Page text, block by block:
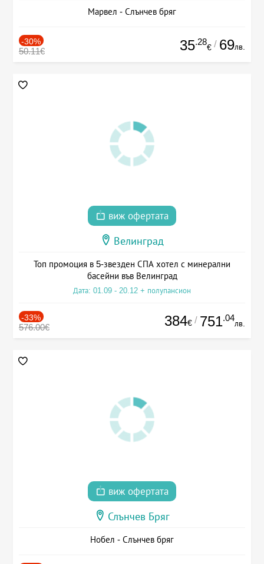
Марвел - Слънчев бряг
-30%
50.11€ 35.28
€ / 69лв.
виж офертата
Велинград
Топ промоция в 5-звезден СПА хотел с минерални
басейни във Велинград
Дата: 01.09 - 20.12 + полупансион
-33%
576.00€ 384€ / 751.04
лв.
виж офертата
Слънчев Бряг
Нобел - Слънчев бряг